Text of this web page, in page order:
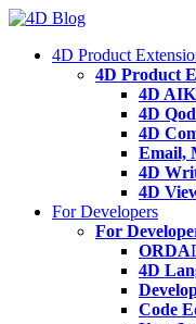
Skip
content4D Product
4D Product
4D
4D
4D
Email,
4D
4D
For Developers
For
ORDA
4D
Code